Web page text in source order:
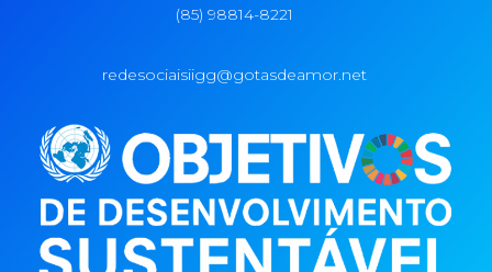
(85) 98814-8221
redesociaisiigg@gotasdeamor.net